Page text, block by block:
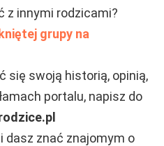
z innymi rodzicami?
grupy na
się swoją historią, opinią,
portalu, napisz do
dasz znać znajomym o